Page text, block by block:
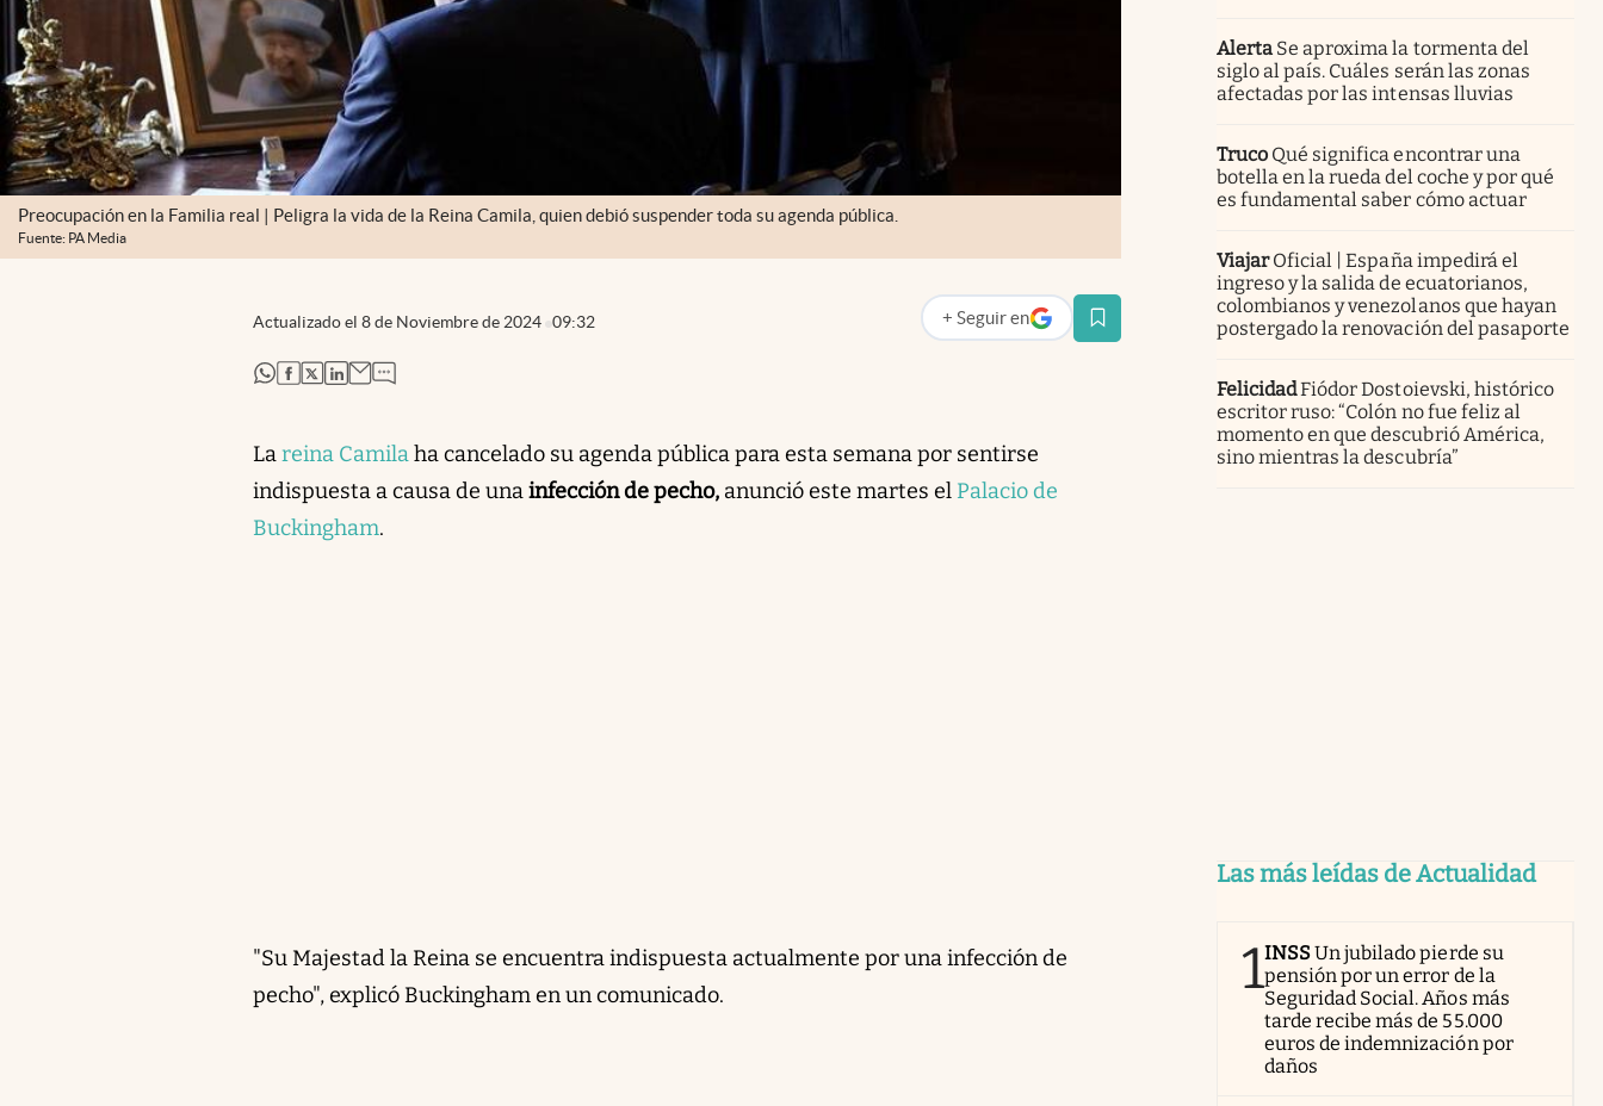
Preocupación en la Familia real | Peligra la vida de la Reina Camila, quien debió suspender toda su agenda pública.
Fuente: PA Media
Actualizado el 8 de Noviembre de 2024 09:32 + Seguir en
abre en nueva pestaña
abre en nueva pestaña
abre en nueva pestaña
abre en nueva pestaña
abre en nueva pestaña
Lareina Camilaha cancelado su agenda pública para esta semana por sentirse
indispuesta a causa de unainfección de pecho, anunció este martes el Palacio de
Buckingham.
"Su Majestad la Reina se encuentra indispuesta actualmente por una infección de
pecho", explicó Buckingham en un comunicado.
Alerta Se aproxima la tormenta del
siglo al país. Cuáles serán las zonas
afectadas por las intensas lluvias
Truco Qué significa encontrar una
botella en la rueda del coche y por qué
es fundamental saber cómo actuar
Viajar Oficial | España impedirá el
ingreso y la salida de ecuatorianos,
colombianos y venezolanos que hayan
postergado la renovación del pasaporte
FelicidadFiódor Dostoievski, histórico
escritor ruso: “Colón no fue feliz al
momento en que descubrió América,
sino mientras la descubría”
Las más leídas de Actualidad
1INSSUn jubilado pierde su
pensión por un error de la
Seguridad Social. Años más
tarde recibe más de 55.000
euros de indemnización por
daños